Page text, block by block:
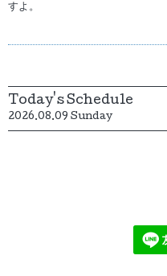
すよ。
Today's Schedule
2026.08.09 Sunday